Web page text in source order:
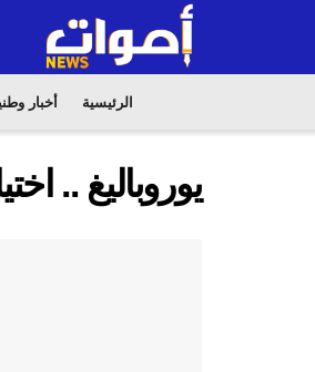
الرئيسية أخبار
يوروباليغ ..